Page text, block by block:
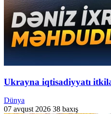
Ukrayna iqtisadiyyatı
Dünya
07 avqust 2026 38 baxış